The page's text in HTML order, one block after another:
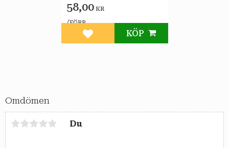
Omdömen
Du
Används tillsammans med
innerdörrlås. Levereras
58,00KR
/FÖRP
Lägg till i favoriter
KÖP